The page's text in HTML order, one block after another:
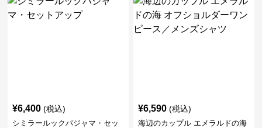
¥6,400 (税込)
シミラールックパジャマ・セッ
¥6,590 (税込)
海辺のカップル エメラルドの海